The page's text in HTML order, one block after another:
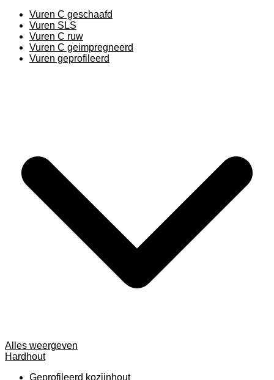
Vuren C geschaafd
Vuren SLS
Vuren C ruw
Vuren C geimpregneerd
Vuren geprofileerd
Alles weergeven
Hardhout
Geprofileerd kozijnhout